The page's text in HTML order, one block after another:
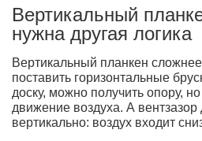
Вертикальный
нужна другая логика
Вертикальный планкен
поставить горизонтальные
доску, можно получить опору,
движение воздуха. А
вертикально: воздух входит